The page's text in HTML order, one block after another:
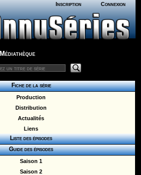
Inscription Connexion
Médiathèque
Fiche de la série
Production
Distribution
Actualités
Liens
Liste des épisodes
Guide des épisodes
Saison 1
Saison 2